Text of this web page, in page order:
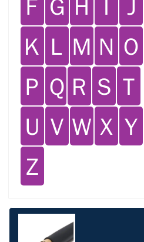
Ｋ Ｌ Ｍ Ｎ Ｏ
Ｐ Ｑ Ｒ Ｓ Ｔ
Ｕ Ｖ Ｗ Ｘ Ｙ
Ｚ